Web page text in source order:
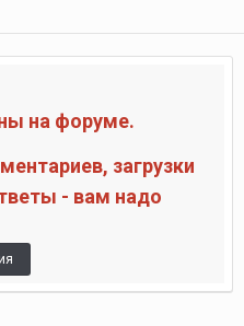
на форуме.
загрузки
- вам надо